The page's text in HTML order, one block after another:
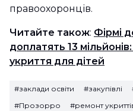
правоохоронців.
Читайте також: Фірмі
доплатять 13
укриття для дітей
#заклади освіти #закупівлі
#Прозорро
#ремонт